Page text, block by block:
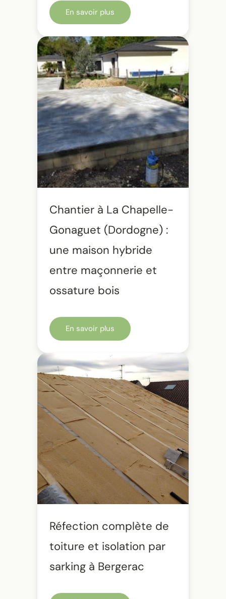
En savoir plus
Chantier à La Chapelle-
Gonaguet (Dordogne) :
une maison hybride
entre maçonnerie et
ossature bois
En savoir plus
Réfection complète de
toiture et isolation par
sarking à Bergerac